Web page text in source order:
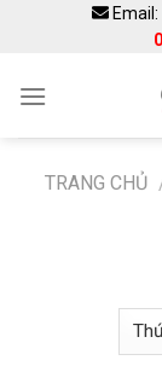
Email:
TRANG CHỦ